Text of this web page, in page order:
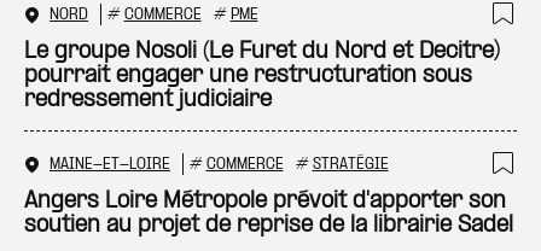
NORD # COMMERCE # PME
Le groupe Nosoli (Le Furet du Nord et Decitre)
pourrait engager une restructuration sous
redressement judiciaire
MAINE-ET-LOIRE # COMMERCE # STRATÉGIE
Angers Loire Métropole prévoit d'apporter son
soutien au projet de reprise de la librairie Sadel